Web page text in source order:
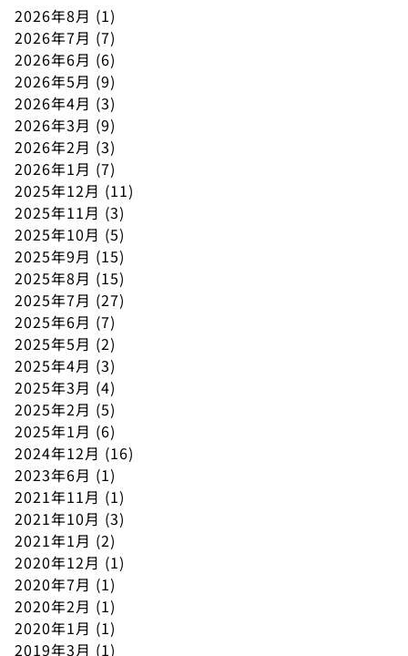
2026年8月 (1)
2026年7月 (7)
2026年6月 (6)
2026年5月 (9)
2026年4月 (3)
2026年3月 (9)
2026年2月 (3)
2026年1月 (7)
2025年12月 (11)
2025年11月 (3)
2025年10月 (5)
2025年9月 (15)
2025年8月 (15)
2025年7月 (27)
2025年6月 (7)
2025年5月 (2)
2025年4月 (3)
2025年3月 (4)
2025年2月 (5)
2025年1月 (6)
2024年12月 (16)
2023年6月 (1)
2021年11月 (1)
2021年10月 (3)
2021年1月 (2)
2020年12月 (1)
2020年7月 (1)
2020年2月 (1)
2020年1月 (1)
2019年3月 (1)